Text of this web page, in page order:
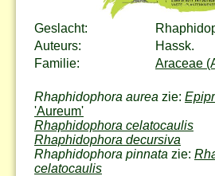
Geslacht:
Auteurs:
Hassk.
Familie:
Araceae
Rhaphidophora aurea zie:
'Aureum'
Rhaphidophora celatocaulis
Rhaphidophora decursiva
Rhaphidophora pinnata zie:
celatocaulis